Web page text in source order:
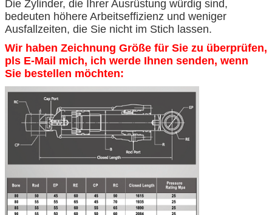
Die Zylinder, die Ihrer Ausrüstung würdig sind,
bedeuten höhere Arbeitseffizienz und weniger
Ausfallzeiten, die Sie nicht im Stich lassen.
Wir haben Zeichnung Größe für Sie zu überprüfen,
pls E-Mail mich, ich werde Ihnen senden, wenn
Sie bestellen möchten: